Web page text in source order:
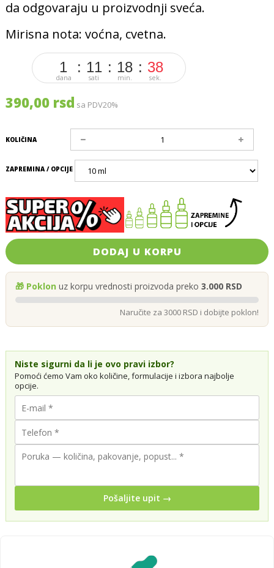
da odgovaraju u proizvodnji sveća.
Mirisna nota: voćna, cvetna.
1
dana
11
sati
18
min.
37
sek.
390,00 rsd sa PDV20%
KOLIČINA
ZAPREMINA / OPCIJE
DODAJ U KORPU
🎁 Poklon uz korpu vrednosti proizvoda preko 3.000 RSD
Naručite za 3000 RSD i dobijte poklon!
Niste sigurni da li je ovo pravi izbor?
Pomoći ćemo Vam oko količine, formulacije i izbora najbolje
opcije.
Pošaljite upit →